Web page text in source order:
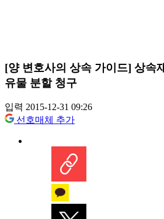
[양 변호사의 상속 가이드] 상속
유물 분할 청구
입력 2015-12-31 09:26
선호매체 추가